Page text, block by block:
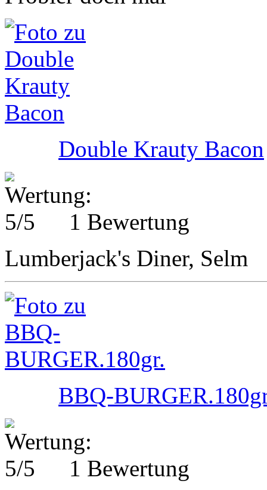
Double Krauty Bacon
1 Bewertung
Lumberjack's Diner, Selm
BBQ-
1 Bewertung